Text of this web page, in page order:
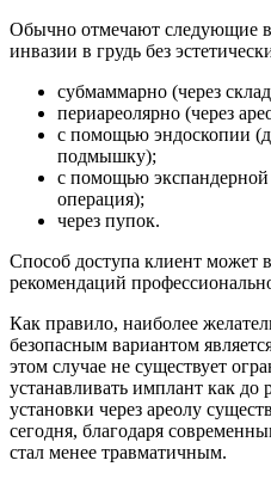
Обычно отмечают следующие
инвазии в грудь без
субмаммарно (через
периареолярно (через
с помощью эндоскопии
подмышку);
с помощью экспандерной
операция);
через пупок.
Способ доступа клиент может
рекомендаций
Как правило, наиболее
безопасным вариантом
этом случае не существует
устанавливать имплант как до
установки через ареолу
сегодня, благодаря
стал менее травматичным.